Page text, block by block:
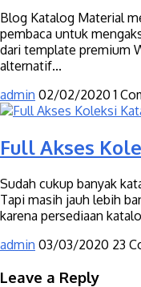
Blog Katalog Material
pembaca untuk
dari template premium
alternatif...
admin 02/02/2020 1
Full Akses
Sudah cukup banyak
Tapi masih jauh lebih
karena persediaan
admin 03/03/2020 23
Leave a Reply